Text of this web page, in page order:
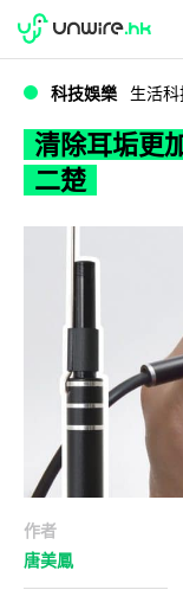
清除
WWDC 2026
科技娛樂 生活科
清除耳垢更
二楚
作者
唐美鳳